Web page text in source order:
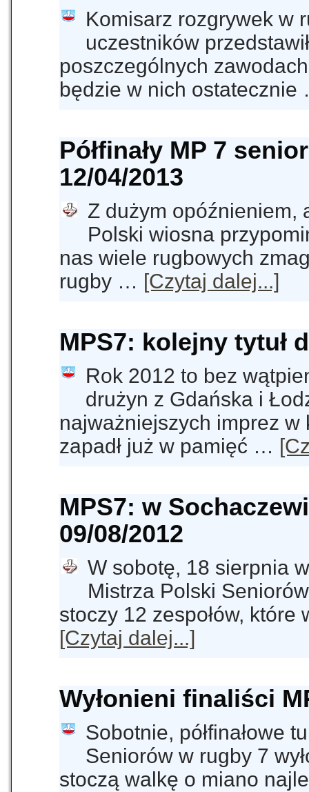
Komisarz rozgrywek w
uczestników
poszczególnych zawodach
będzie w nich
Półfinały MP 7
12/04/2013
Z dużym opóźnieniem,
Polski wiosna
nas wiele rugbowych
rugby … [Czytaj dalej...]
MPS7: kolejny tytuł
Rok 2012 to bez
drużyn z Gdańska i
najważniejszych imprez
zapadł już w pamięć …
MPS7: w
09/08/2012
W sobotę, 18 sierpnia
Mistrza Polski
stoczy 12 zespołów,
[Czytaj dalej...]
Wyłonieni finaliści
Sobotnie, półfinałowe
Seniorów w rugby 7
stoczą walkę o miano